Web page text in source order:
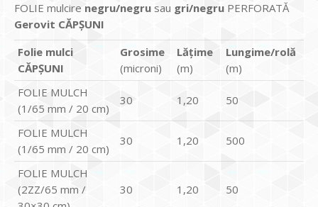
FOLIE mulcire negru/negru sau gri/negru PERFORATĂ
Gerovit CĂPȘUNI
Folie mulci
CĂPȘUNI
Grosime
(microni)
Lățime
(m)
Lungime/rolă
(m)
FOLIE MULCH
(1/65 mm / 20 cm)
30 1,20 50
FOLIE MULCH
(1/65 mm / 20 cm)
30 1,20 500
FOLIE MULCH
(2ZZ/65 mm /
30 1,20 50